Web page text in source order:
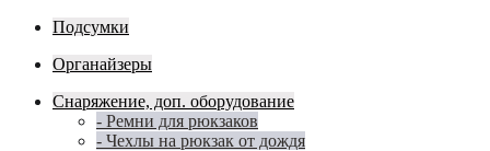
Подсумки
Органайзеры
Снаряжение, доп. оборудование
- Ремни для рюкзаков
- Чехлы на рюкзак от дождя